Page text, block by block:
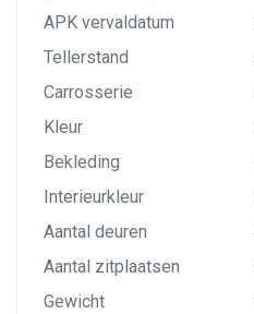
APK vervaldatum
Tellerstand
Carrosserie
Kleur
Bekleding
Interieurkleur
Aantal deuren
Aantal zitplaatsen
Gewicht